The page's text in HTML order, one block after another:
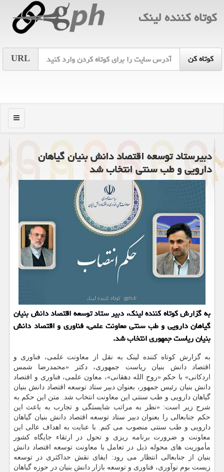
كوتاه كننده لینك
URL
منو
دبیرستاد توسعه اقتصاد دانش بنیان گیاهان
دارویی و طب سنتی انتخاب شد
به گزارش کوتاه کننده لینک، دبیر ستاد توسعه اقتصاد دانش بنیان
گیاهان دارویی و طب سنتی معاونت علمی، فناوری و اقتصاد دانش
بنیان ریاست جمهوری انتخاب شد.
به گزارش کوتاه کننده لینک به نقل از معاونت علمی، فناوری و
اقتصاد دانش بنیان ریاست جمهوری، دکتر «محمدرضا شمس
اردکانی» با حکم «روح الله دهقانی»، معاون علمی، فناوری و اقتصاد
دانش بنیان رئیس جمهور، بعنوان دبیر ستاد توسعه اقتصاد دانش بنیان
گیاهان دارویی و طب سنتی این معاونت انتخاب شد. متن این حکم به
شرح زیر است: «نظر به مراتب شایستگی و تجارب به باعث این
حکم جنابعالی را بعنوان دبیر ستاد توسعه اقتصاد دانش بنیان گیاهان
دارویی و طب سنتی منصوب می کنم. با عنایت به اهداف عالی این
معاونت و ضرورت برنامه ریزی و تحول در ارتقاء جایگاه کشور
مأموریت های محوله ذیل در تعامل با معاونت توسعه اقتصاد دانش
بنیان از جنابعالی انتظار می رود: ایفای نقش حداکثری در توسعه
زیست بوم نوآوری، فناوری و توسعه بازار دانش بنیان در حوزه گیاهان